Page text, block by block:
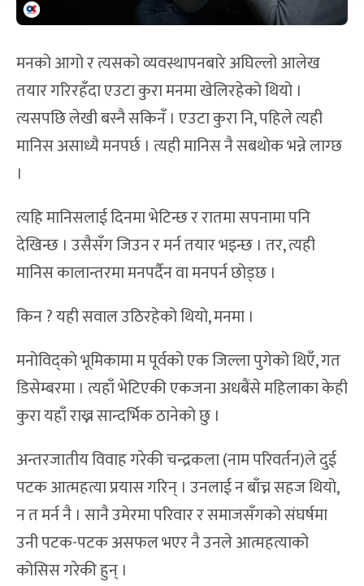
मनको आगो र त्यसको व्यवस्थापनबारे अघिल्लो आलेख
तयार गरिरहँदा एउटा कुरा मनमा खेलिरहेको थियो ।
त्यसपछि लेखी बस्नै सकिनँ । एउटा कुरा नि, पहिले त्यही
मानिस असाध्यै मनपर्छ । त्यही मानिस नै सबथोक भन्ने लाग्छ
।
त्यहि मानिसलाई दिनमा भेटिन्छ र रातमा सपनामा पनि
देखिन्छ । उसैसँग जिउन र मर्न तयार भइन्छ । तर, त्यही
मानिस कालान्तरमा मनपर्दैन वा मनपर्न छोड्छ ।
किन ? यही सवाल उठिरहेको थियो, मनमा ।
मनोविद्को भूमिकामा म पूर्वको एक जिल्ला पुगेको थिएँ, गत
डिसेम्बरमा । त्यहाँ भेटिएकी एकजना अधबैंसे महिलाका केही
कुरा यहाँ राख्न सान्दर्भिक ठानेको छु ।
अन्तरजातीय विवाह गरेकी चन्द्रकला (नाम परिवर्तन)ले दुई
पटक आत्महत्या प्रयास गरिन् । उनलाई न बाँच्न सहज थियो,
न त मर्न नै । सानै उमेरमा परिवार र समाजसँगको संघर्षमा
उनी पटक-पटक असफल भएर नै उनले आत्महत्याको
कोसिस गरेकी हुन् ।